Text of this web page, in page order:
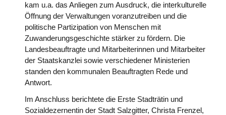
kam u.a. das Anliegen zum Ausdruck, die interkulturelle
Öffnung der Verwaltungen voranzutreiben und die
politische Partizipation von Menschen mit
Zuwanderungsgeschichte stärker zu fördern. Die
Landesbeauftragte und Mitarbeiterinnen und Mitarbeiter
der Staatskanzlei sowie verschiedener Ministerien
standen den kommunalen Beauftragten Rede und
Antwort.
Im Anschluss berichtete die Erste Stadträtin und
Sozialdezernentin der Stadt Salzgitter, Christa Frenzel,